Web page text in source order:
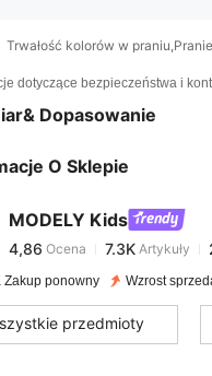
Trwałość kolorów w
dotyczące bezpieczeństwa i
Dopasowanie
O Sklepie
MODELY Kids
4,86
4,86 7.3K
7.3KArtykuły
o***3 zapłacono1
4,86 7.3K
Zakup ponowny Wzrost
przedmioty